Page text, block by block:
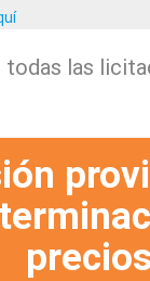
todas las
precios